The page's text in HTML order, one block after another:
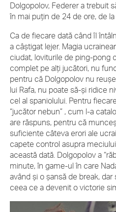
Dolgopolov, Federer a trebuit
în mai puţin de 24 de ore, de
Ca de fiecare dată când îl
a câştigat lejer. Magia
ciudat, loviturile de ping-pong
complet pe alţi jucători, nu
pentru că Dolgopolov nu
lui Rafa, nu poate să-şi ridice
cel al spaniolului. Pentru
“jucător nebun” , cum l-a
are răspuns, pentru că
suficiente câteva erori ale
capete control asupra
această dată. Dolgopolov a
minute, în game-ul în care
având şi o şansă de break,
ceea ce a devenit o victorie